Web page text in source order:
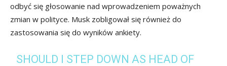
odbyć się głosowanie nad wprowadzeniem poważnych
zmian w polityce. Musk zobligował się również do
zastosowania się do wyników ankiety.
SHOULD I STEP DOWN AS HEAD OF